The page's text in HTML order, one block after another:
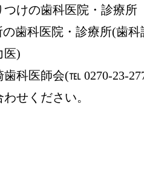
けの歯科医院・診療所
歯科医院・診療所(歯科
医)
科医師会(℡ 0270-23-
せください。